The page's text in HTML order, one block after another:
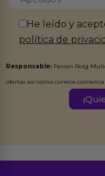
He leído y
política de
Responsable: Ferran Roig
ofertas así como correos
Destinatarios: